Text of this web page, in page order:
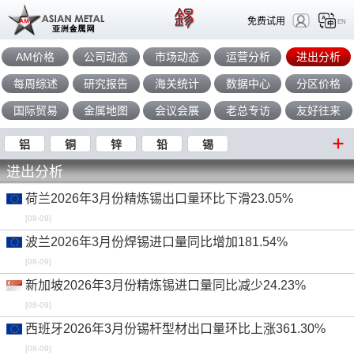
免费试用 EN
AM价格 公司动态 市场动态 运营分析 进出分析
每周综述 研究报告 海关统计 数据中心 分区价格
国际贸易 金属地图 会议会展 老总专访 友好往来
铝 铜 锌 铅 锡
进出分析
荷兰2026年3月份精炼锡出口量环比下滑23.05%
[08-09]
波兰2026年3月份焊锡进口量同比增加181.54%
[08-09]
新加坡2026年3月份精炼锡进口量同比减少24.23%
[08-09]
西班牙2026年3月份锡杆型材出口量环比上涨361.30%
[08-09]